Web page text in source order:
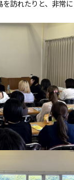
訪れたりと、非常に